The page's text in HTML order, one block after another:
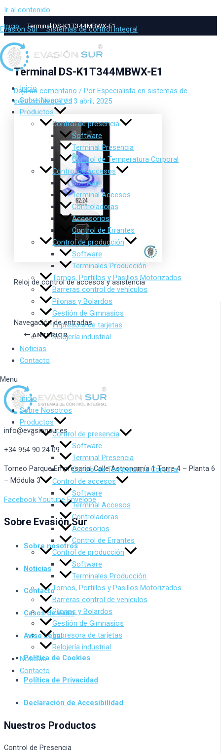
Ir al contenido
Evasion Sur – Sistemas de control integral
Inicio
Sobre Nosotros
Productos
Control de presencia
Software
Terminal Presencia
Control de Temperatura Corporal
Control de accesos
Software
Terminal Accesos
Controladoras
Accesorios
Control de Errantes
Control de producción
Software
Terminales Producción
Tornos, Portillos y Pasillos Motorizados
Barreras control de vehículos
Pilonas y Bolardos
Gestión de Gimnasios
Impresora de tarjetas
Relojería industrial
Noticias
Contacto
Menu
Inicio
Sobre Nosotros
Productos
Control de presencia
Software
Terminal Presencia
Control de Temperatura Corporal
Control de accesos
Software
Terminal Accesos
Controladoras
Accesorios
Control de Errantes
Control de producción
Software
Terminales Producción
Tornos, Portillos y Pasillos Motorizados
Barreras control de vehículos
Pilonas y Bolardos
Gestión de Gimnasios
Impresora de tarjetas
Relojería industrial
Noticias
Contacto
Inicio Terminal DS-K1T344MBWX-E1
Terminal DS-K1T344MBWX-E1
Deja un comentario / Por Especialista en sistemas de
control integral/13 abril, 2025
Reloj de control de accesos y asistencia
Navegación de entradas
ANTERIOR
info@evasionsur.es
+34 954 90 24 09
Torneo Parque Empresarial Calle Astronomía 1 Torre 4 – Planta 6
– Módulo 3
Facebook Youtube Envelope
Sobre Evasión Sur
Sobre nosotros
Noticias
Contacto
Casos de éxito
Aviso Legal
Política de Cookies
Política de Privacidad
Declaración de Accesibilidad
Nuestros Productos
Control de Presencia